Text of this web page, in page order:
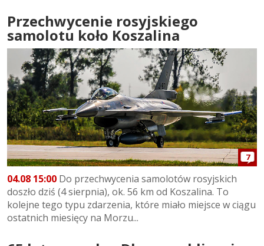
Przechwycenie rosyjskiego
samolotu koło Koszalina
7
04.08 15:00 Do przechwycenia samolotów rosyjskich
doszło dziś (4 sierpnia), ok. 56 km od Koszalina. To
kolejne tego typu zdarzenia, które miało miejsce w ciągu
ostatnich miesięcy na Morzu...